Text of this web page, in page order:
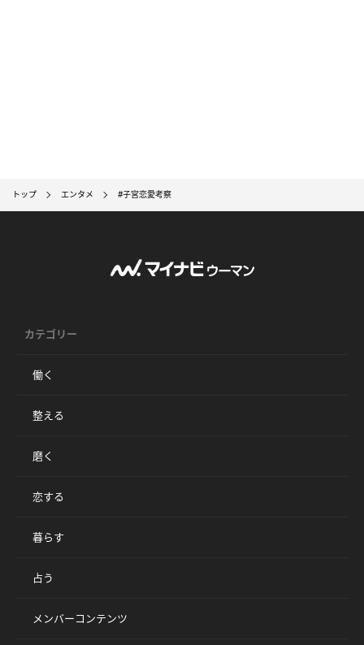
トップ エンタメ #子宮恋愛考察
カテゴリー
働く
整える
磨く
恋する
暮らす
占う
メンバーコンテンツ